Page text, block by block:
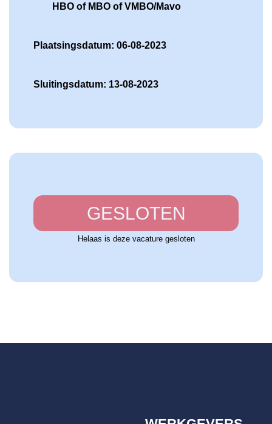
HBO of MBO of VMBO/Mavo
Plaatsingsdatum: 06-08-2023
Sluitingsdatum: 13-08-2023
GESLOTEN
Helaas is deze vacature gesloten